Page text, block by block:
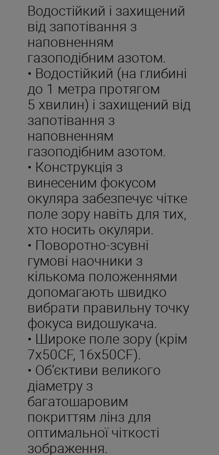
Водостійкий і захищений
від запотівання з
наповненням
газоподібним азотом.
• Водостійкий (на глибині
до 1 метра протягом
5 хвилин) і захищений від
запотівання з
наповненням
газоподібним азотом.
• Конструкція з
винесеним фокусом
окуляра забезпечує чітке
поле зору навіть для тих,
хто носить окуляри.
• Поворотно-зсувні
гумові наочники з
кількома положеннями
допомагають швидко
вибрати правильну точку
фокуса видошукача.
• Широке поле зору (крім
7x50CF, 16x50CF).
• Об’єктиви великого
діаметру з
багатошаровим
покриттям лінз для
оптимальної чіткості
зображення.